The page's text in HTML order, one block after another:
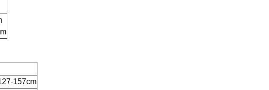
157cm